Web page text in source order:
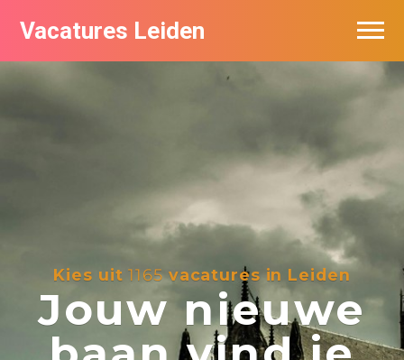
Vacatures Leiden
Kies uit1165vacatures in Leiden
Jouw nieuwe
Vacatures per bedrijf